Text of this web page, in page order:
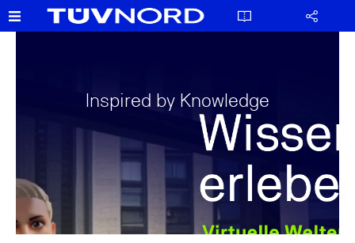
Inspired by Knowledge